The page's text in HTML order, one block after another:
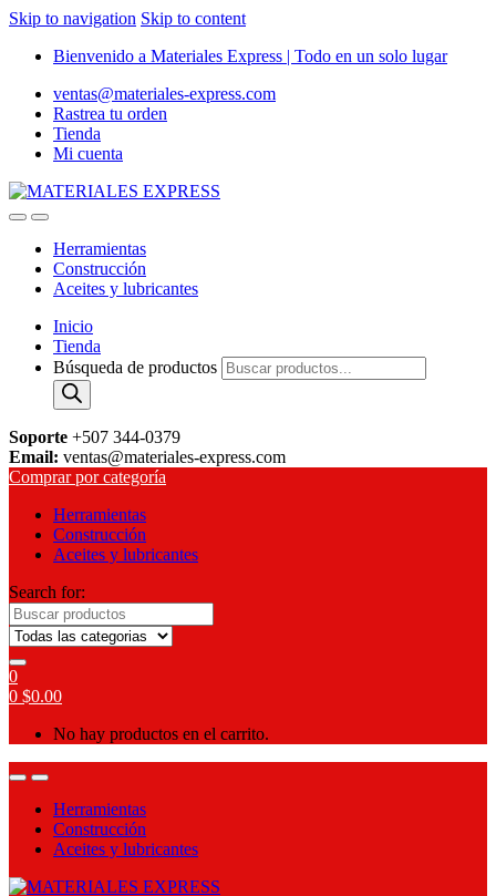
Skip to navigation Skip to content
Bienvenido a Materiales Express | Todo en un solo lugar
ventas@materiales-express.com
Rastrea tu orden
Tienda
Mi cuenta
Herramientas
Construcción
Aceites y lubricantes
Inicio
Tienda
Búsqueda de productos
Soporte +507 344-0379
Email: ventas@materiales-express.com
Comprar por categoría
Herramientas
Construcción
Aceites y lubricantes
Search for:
0
0 $0.00
No hay productos en el carrito.
Herramientas
Construcción
Aceites y lubricantes